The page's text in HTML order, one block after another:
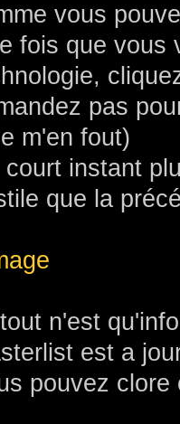
vous
fois que vous
pas
m'en fout)
court instant
que la
n'est
est a
pouvez